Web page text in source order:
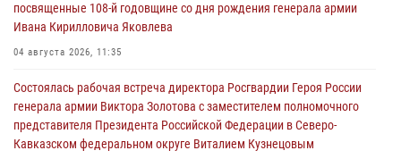
посвященные 108-й годовщине со дня рождения генерала армии
Ивана Кирилловича Яковлева
04 августа 2026, 11:35
Состоялась рабочая встреча директора Росгвардии Героя России
генерала армии Виктора Золотова с заместителем полномочного
представителя Президента Российской Федерации в Северо-
Кавказском федеральном округе Виталием Кузнецовым